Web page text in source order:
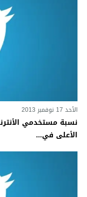
الأحد 17 نوفمبر 2013
نسبة مستخدمي
الأعلى في...